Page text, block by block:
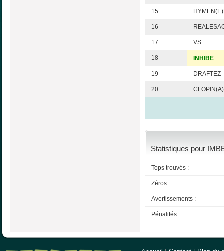
15
16
17 VS
18 INHIBE
19 DRAFTEZ
20 CLOPIN(A)
Statistiques pour
Tops trouvés :
Zéros :
Avertissements :
Pénalités :